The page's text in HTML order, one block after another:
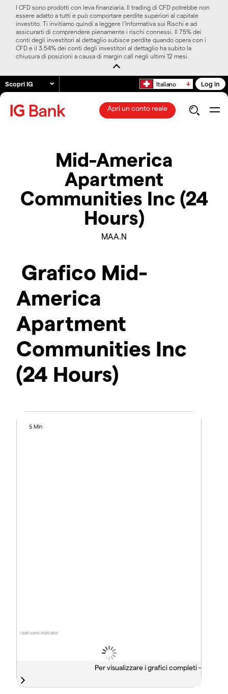
I CFD sono prodotti con leva finanziaria. Il trading di CFD potrebbe non
essere adatto a tutti e può comportare perdite superiori al capitale
investito. Ti invitiamo quindi a leggere l’Informativa sui Rischi e ad
assicurarti di comprendere pienamente i rischi connessi. Il 75% dei
conti degli investitori al dettaglio subisce perdite quando opera con i
CFD e il 3.54% dei conti degli investitori al dettaglio ha subito la
chiusura di posizioni a causa di margin call negli ultimi 12 mesi.
Scopri IG Italiano Log in
Apri un conto reale
Mid-America
Apartment
Communities Inc (24
Hours)
MAA.N
Grafico Mid-
America
Apartment
Communities Inc
(24 Hours)
I dati sono indicativi
5 Min
Per visualizzare i grafici completi -